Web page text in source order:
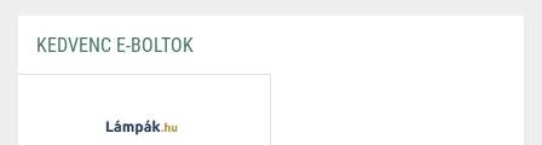
KEDVENC E-BOLTOK